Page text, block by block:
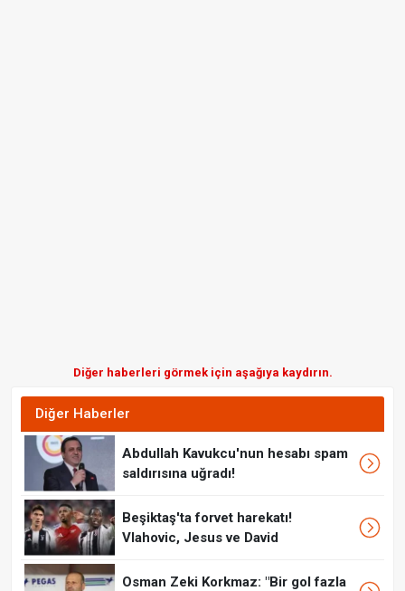
Diğer haberleri görmek için aşağıya kaydırın.
Diğer Haberler
Abdullah Kavukcu'nun hesabı spam
saldırısına uğradı!
Beşiktaş'ta forvet harekatı!
Vlahovic, Jesus ve David
Osman Zeki Korkmaz: "Bir gol fazla